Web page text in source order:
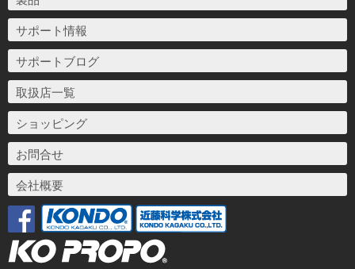
サポート情報
サポートブログ
取扱店一覧
ショッピング
お問合せ
会社概要